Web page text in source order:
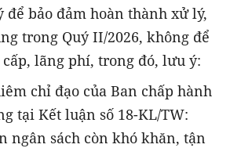
bảo đảm hoàn thành xử lý,
trong Quý II/2026, không để
lãng phí, trong đó, lưu ý:
chỉ đạo của Ban chấp hành
tại Kết luận số 18-KL/TW:
ngân sách còn khó khăn, tận